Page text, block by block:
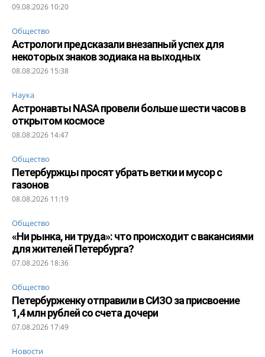
09.08.2026 10:20
Общество
Астрологи предсказали внезапный успех для
некоторых знаков зодиака на выходных
08.08.2026 15:38
Наука
Астронавты NASA провели больше шести часов в
открытом космосе
08.08.2026 14:47
Общество
Петербуржцы просят убрать ветки и мусор с
газонов
08.08.2026 11:19
Общество
«Ни рынка, ни труда»: что происходит с вакансиями
для жителей Петербурга?
07.08.2026 18:36
Общество
Петербурженку отправили в СИЗО за присвоение
1,4 млн рублей со счета дочери
07.08.2026 17:49
Новости